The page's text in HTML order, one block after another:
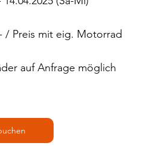
/ Preis mit eig. Motorrad
auf Anfrage möglich